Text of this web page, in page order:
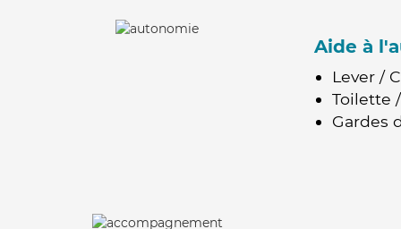
Aide à
Lever /
Toilette
Gardes